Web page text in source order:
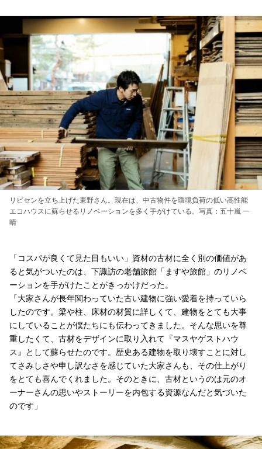
リビセンを立ち上げた東野さん。現在は、中古物件を環境負荷の低い高性能
エコハウスに蘇らせるリノベーションを多く手がけている。写真：五十嵐 一
晴
「コスパが良くて見た目もいい」資材の古材に全く別の価値があ
ると気がついたのは、下諏訪の老舗旅館「ますや旅館」のリノベ
ーションを手がけたことがきっかけだった。
「大家さんが長年関わっていた古い建物に強い愛着を持っていら
したのです。梁や柱、床材の材質に詳しくて、建物をとても大事
にしていることが僕たちにも伝わってきました。そんな思いを尊
重したくて、古材をデザインに取り入れて『マスヤゲストハウ
ス』として蘇らせたのです。歴史ある建物を取り壊すことに対し
てさみしさや申し訳なさを感じていた大家さんも、その仕上がり
をとても喜んでくれました。そのときに、古材というのは元のオ
ーナーさんの思いやストーリーを内包する資源なんだと気づいた
のです」